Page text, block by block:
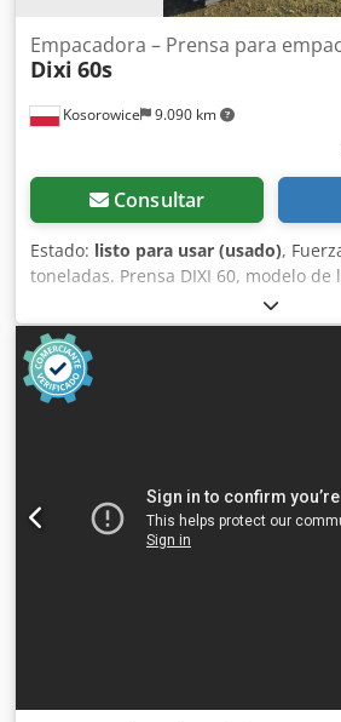
Kosorowice 9.090 km
Empacadora – Prensa para
Dixi 60s
Consultar
Estado: listo para usar (usado),
toneladas. Prensa DIXI 60, modelo de
cuesta 4000 euros. Modelo de los
5000 euros. Dimensiones de la viga:
Dimensiones de la prensa: 1900 x
Peso de la prensa: aproximadamente
viga: hasta 500 kg. Calentador de